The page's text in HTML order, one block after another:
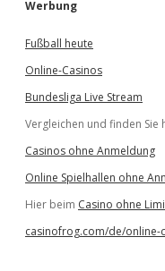
Werbung
Fußball heute
Online-Casinos
Bundesliga Live Stream
Vergleichen und finden Sie
Casinos ohne Anmeldung
Online Spielhallen ohne
Hier beim Casino ohne
casinofrog.com/de/online-